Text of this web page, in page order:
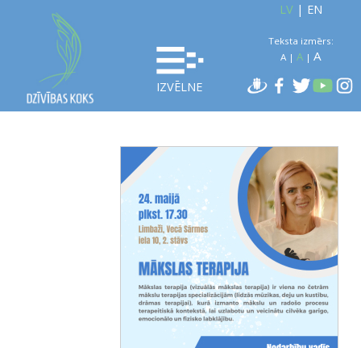
IZVĒLNE
LV| EN
Teksta izmērs:
A| A| A